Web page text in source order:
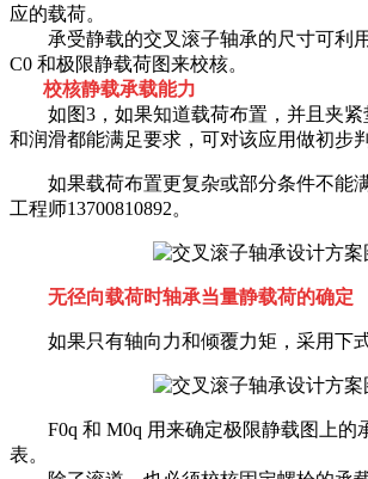
应的载荷。
承受静载的交叉滚子轴承的尺寸可利
C0 和极限静载荷图来校核。
校核静载承载能力
如图3，如果知道载荷布置，并且夹紧
和润滑都能满足要求，可对该应用做初步判
如果载荷布置更复杂或部分条件不能
工程师13700810892。
无径向载荷时轴承当量静载荷的确定
如果只有轴向力和倾覆力矩，采用下式
F0q 和 M0q 用来确定极限静载图上的
表。